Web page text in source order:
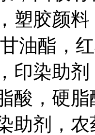
塑胶颜
油酯，
印染助
酸，硬
助剂，